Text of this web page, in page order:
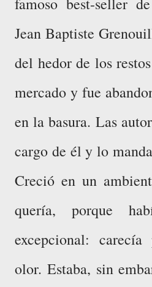
Jean Baptiste
del hedor de los
mercado y fue
en la basura. Las
cargo de él y lo
Creció en un
quería, porque
excepcional:
olor. Estaba, sin